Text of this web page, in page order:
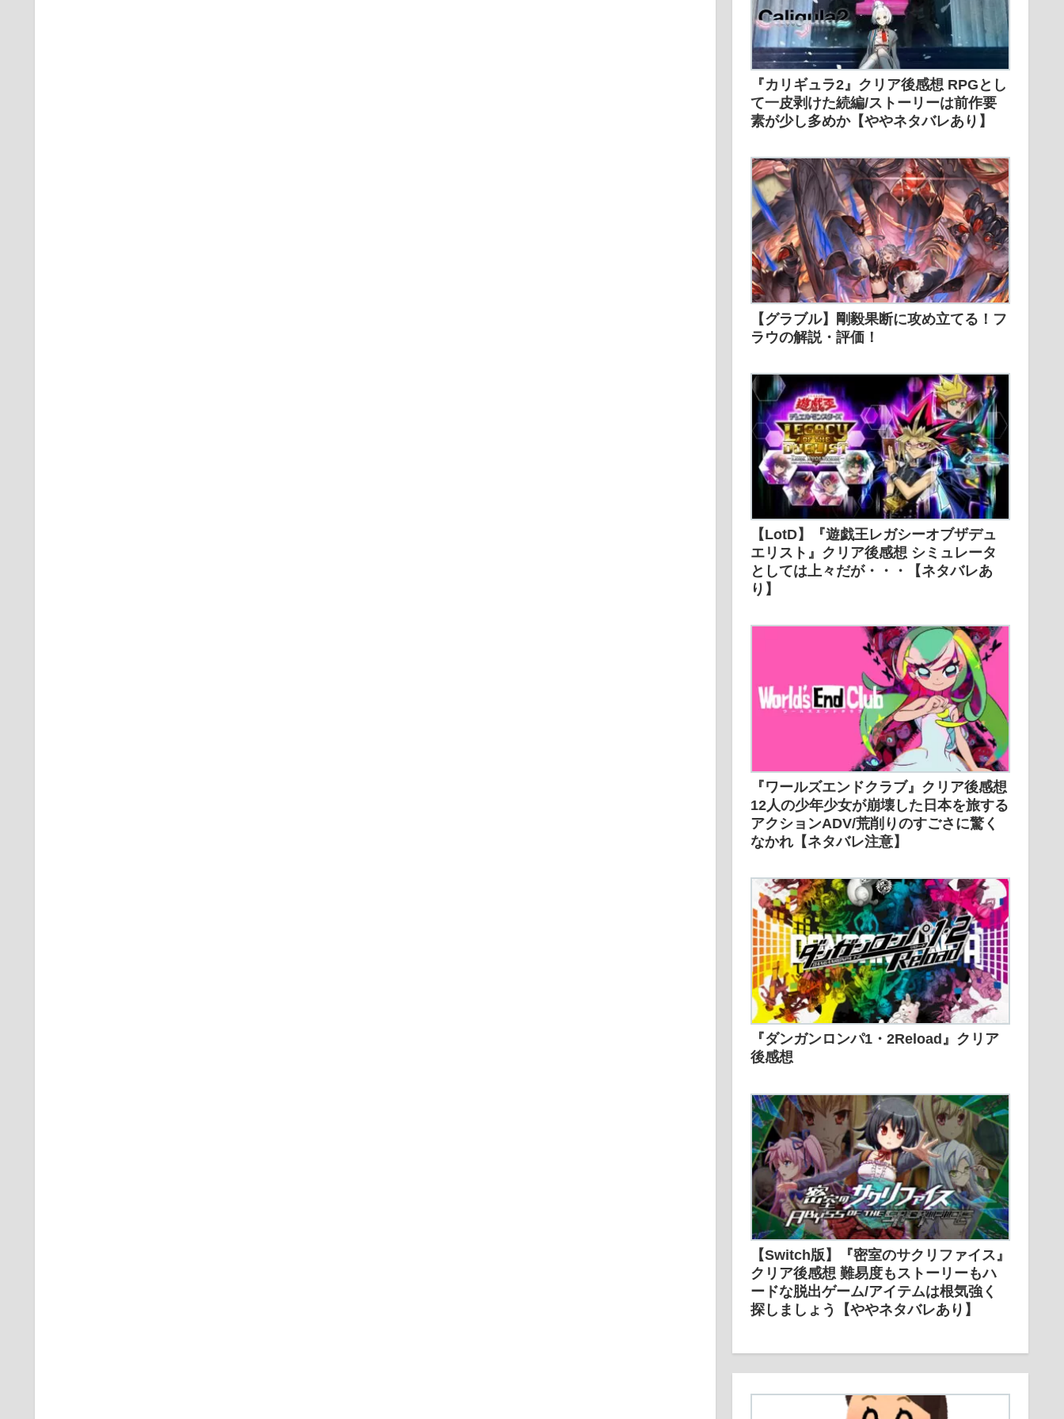
『カリギュラ2』クリア後感想 RPGとし
て一皮剥けた続編/ストーリーは前作要
素が少し多めか【ややネタバレあり】
【グラブル】剛毅果断に攻め立てる！フ
ラウの解説・評価！
【LotD】『遊戯王レガシーオブザデュ
エリスト』クリア後感想 シミュレータ
としては上々だが・・・【ネタバレあ
り】
『ワールズエンドクラブ』クリア後感想
12人の少年少女が崩壊した日本を旅する
アクションADV/荒削りのすごさに驚く
なかれ【ネタバレ注意】
『ダンガンロンパ1・2Reload』クリア
後感想
【Switch版】『密室のサクリファイス』
クリア後感想 難易度もストーリーもハ
ードな脱出ゲーム/アイテムは根気強く
探しましょう【ややネタバレあり】